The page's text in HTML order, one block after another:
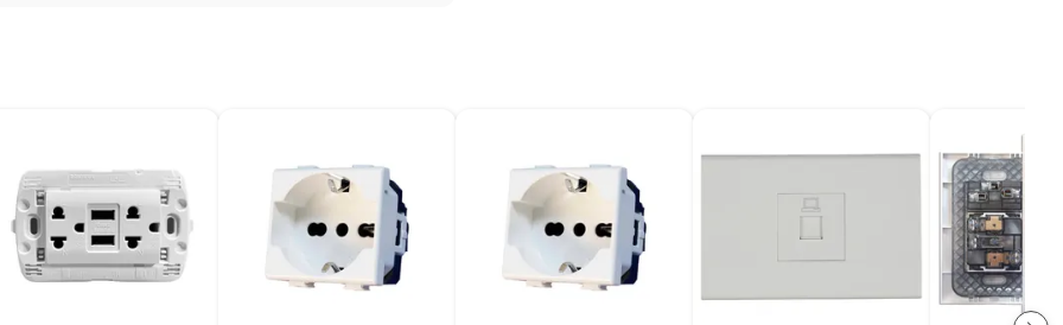
tenemoscategorías que cuentan con plazos
la naturaleza de los productos, no se pueden